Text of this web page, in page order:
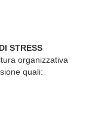
STRESS
organizzativa
quali: